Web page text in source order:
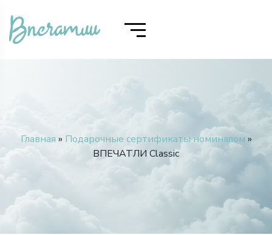
Главная » Подарочные сертификаты номиналом »
ВПЕЧАТЛИ Classic